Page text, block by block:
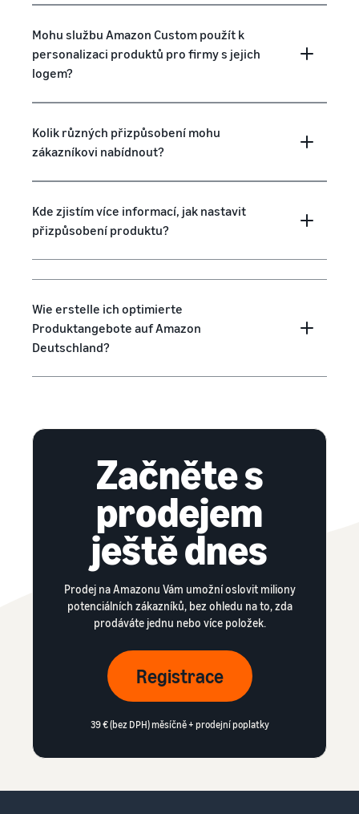
Mohu službu Amazon Custom použít k
personalizaci produktů pro firmy s jejich
logem?
Kolik různých přizpůsobení mohu
zákazníkovi nabídnout?
Kde zjistím více informací, jak nastavit
přizpůsobení produktu?
Wie erstelle ich optimierte
Produktangebote auf Amazon
Deutschland?
Začněte s
prodejem
ještě dnes
Prodej na Amazonu Vám umožní oslovit miliony
potenciálních zákazníků, bez ohledu na to, zda
prodáváte jednu nebo více položek.
Registrace
39 € (bez DPH) měsíčně + prodejní poplatky